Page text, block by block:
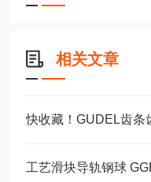
相关文章
快收藏！GUDEL齿条